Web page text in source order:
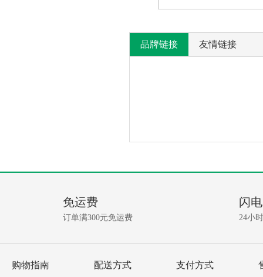
品牌链接 友情链接
我要提问
免运费
订单满300元免运费
闪
24小
购物指南 配送方式 支付方式